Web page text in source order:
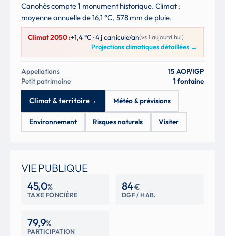
Canohès compte1 monument historique. Climat :
moyenne annuelle de 16,1 °C, 578 mm de pluie.
Climat 2050 :+1,4 °C · 4 j canicule/an(vs 1 aujourd'hui)
Projections climatiques détaillées →
Appellations
15 AOP/IGP
Petit patrimoine
1 fontaine
Climat & territoire→ Météo & prévisions
Environnement Risques naturels Visiter
VIE PUBLIQUE
45,0%
TAXE FONCIÈRE
84€
DGF / HAB.
79,9%
PARTICIPATION